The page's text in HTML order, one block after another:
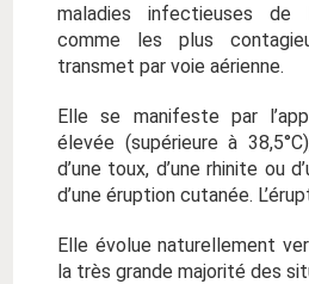
maladies infectieuses de
comme les plus
transmet par voie aérienne.
Elle se manifeste par
élevée (supérieure à
d’une toux, d’une rhinite ou
d’une éruption cutanée.
Elle évolue naturellement
la très grande majorité des